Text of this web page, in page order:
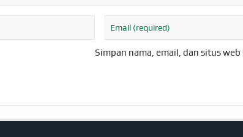
Simpan nama, email, dan situs